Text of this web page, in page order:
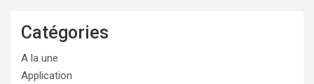
Catégories
A la une
Application